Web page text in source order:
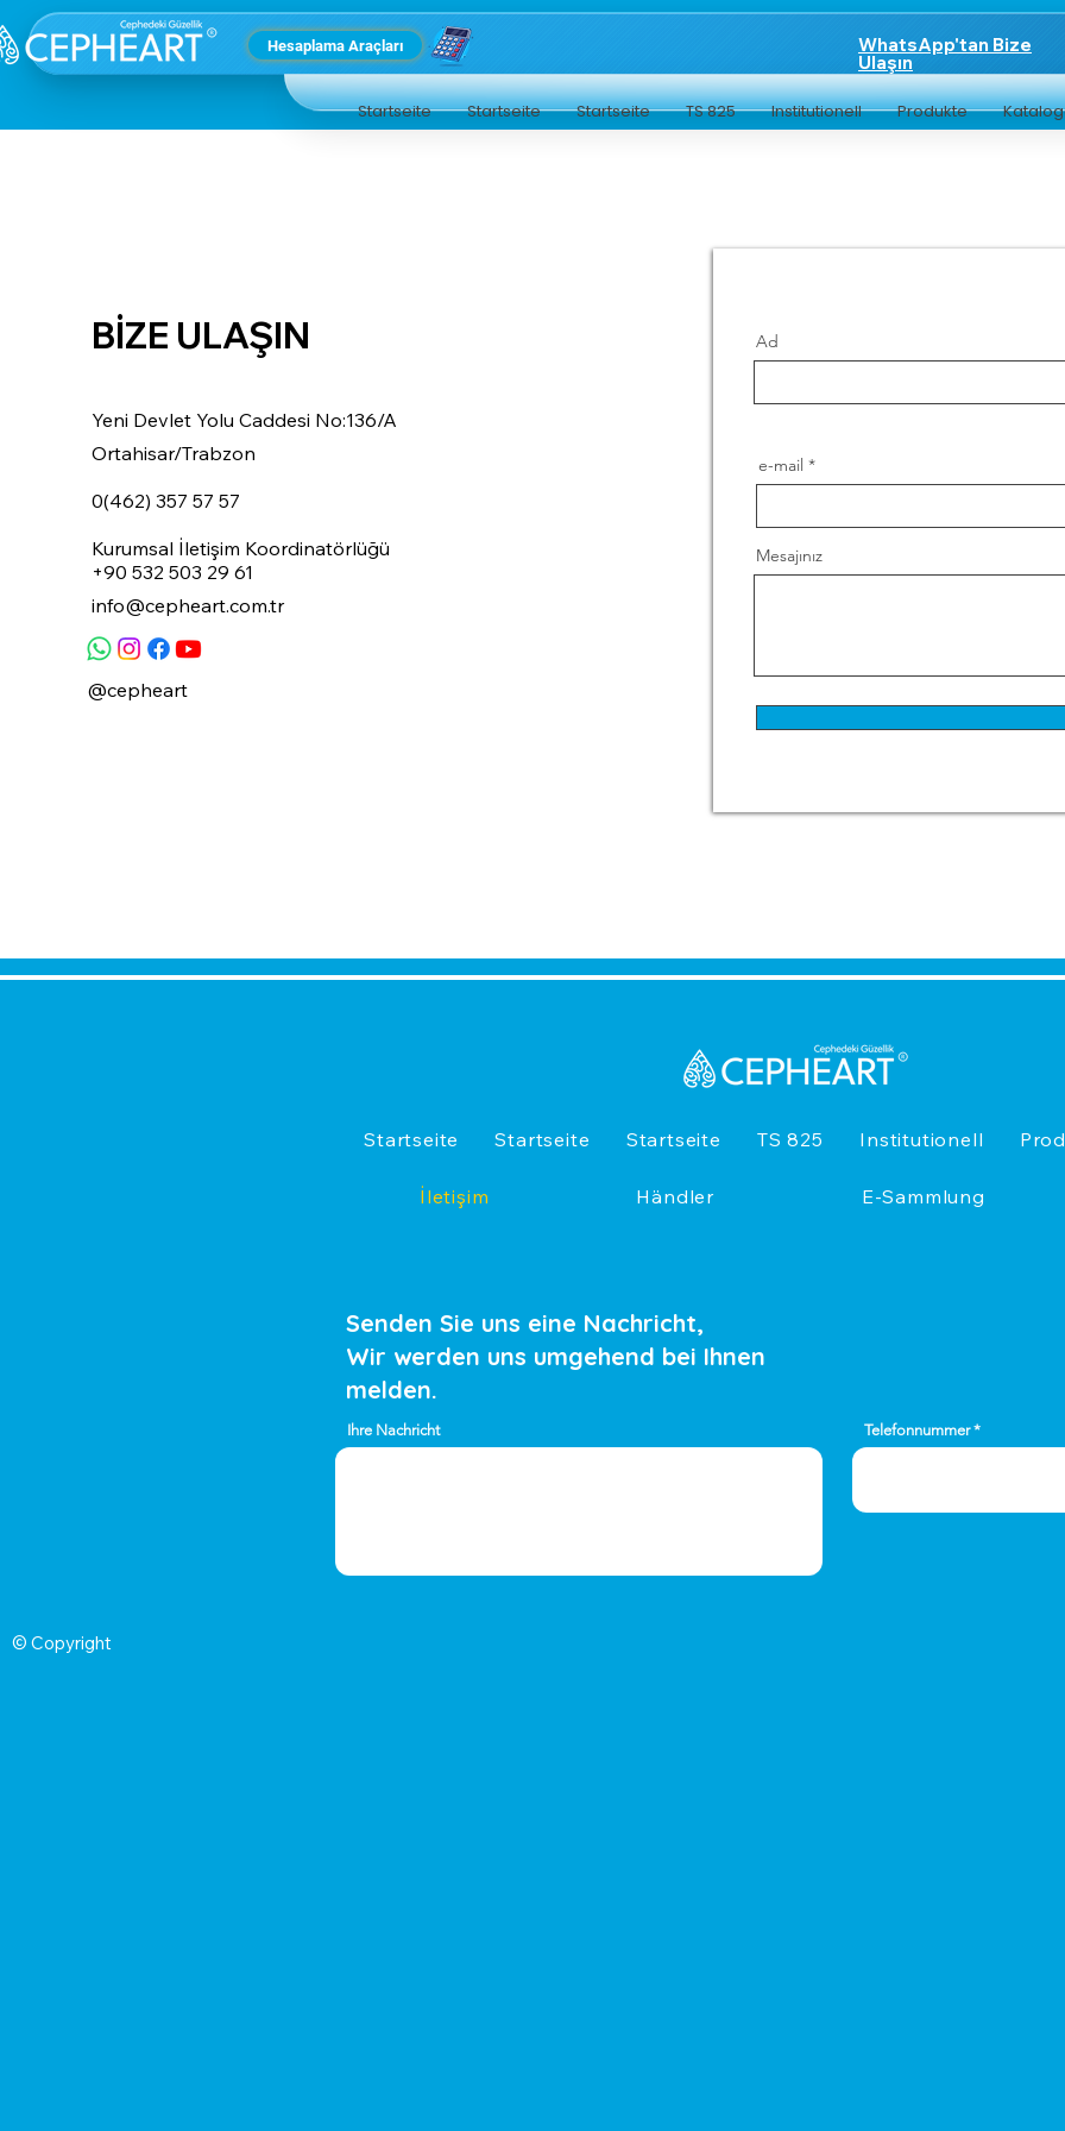
Hesaplama Araçları WhatsApp'tan Bize
Ulaşın
Startseite Startseite Startseite TS 825 Institutionell Produkte
BİZE ULAŞIN
Yeni Devlet Yolu Caddesi No:136/A
Ortahisar/Trabzon
0(462) 357 57 57
Kurumsal İletişim Koordinatörlüğü
+90 532 503 29 61
info@cepheart.com.tr
@cepheart
Ad
e-mail
Mesajınız
Startseite Startseite Startseite TS 825 Institutionell
İletişim Händler E-Sammlung
Senden Sie uns eine Nachricht,
Wir werden uns umgehend bei Ihnen
melden.
Ihre Nachricht Telefonnummer
© Copyright